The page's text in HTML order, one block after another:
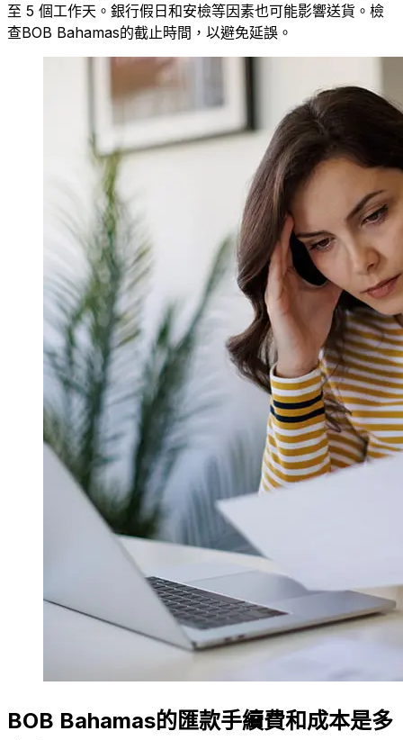
至 5 個工作天。銀行假日和安檢等因素也可能影響送貨。檢
查BOB Bahamas的截止時間，以避免延誤。
BOB Bahamas的匯款手續費和成本是多